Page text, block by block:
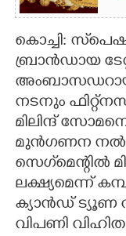
ZOOM
CONTACT US
കൊച്ചി:
ബ്രാൻഡായ
നടനും
മിലിന്ദ്
മുൻഗണന
സെഗ്‌മെന്റിൽ
ലക്ഷ്യമെന്ന്
ക്യാൻഡ് ട്യൂണ
വിപണി